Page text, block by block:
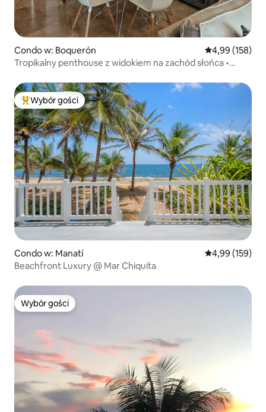
Condo w: Boquerón Średnia
4,99 (158)
Tropikalny penthouse z widokiem na zachód słońca •
Najpopularniejsze z kategorii Wybór gości
Wybór gości
Condo w: Manatí Średnia
4,99 (159)
Beachfront Luxury @ Mar Chiquita
Wybór gości
Wybór gości